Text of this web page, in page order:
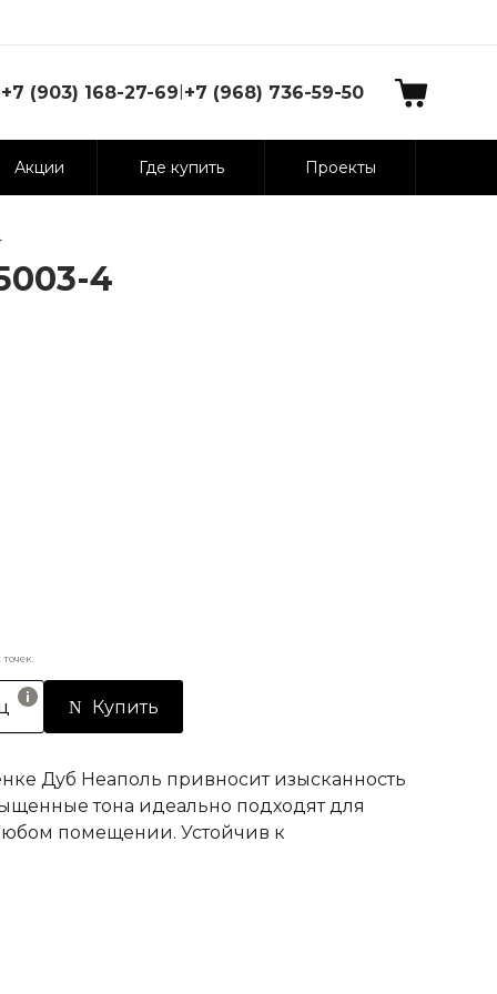
+7 (903) 168-27-69|+7 (968) 736-59-50
Акции Где купить Проекты
4
Купить
Дуб Неаполь привносит изысканность
тона идеально подходят для
помещении. Устойчив к